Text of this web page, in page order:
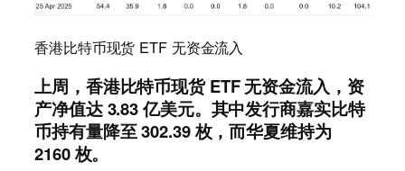
香港比特币现货 ETF 无资金流入
上周，香港比特币现货 ETF 无资金流入，资
产净值达 3.83 亿美元。其中发行商嘉实比特
币持有量降至 302.39 枚，而华夏维持为
2160 枚。